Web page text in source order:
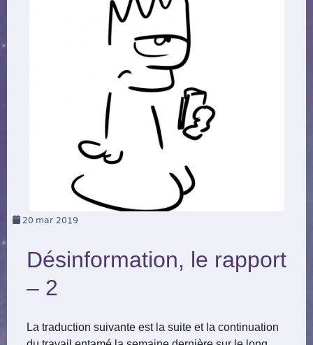
20 mar 2019
Désinformation, le rapport
– 2
La traduction suivante est la suite et la continuation